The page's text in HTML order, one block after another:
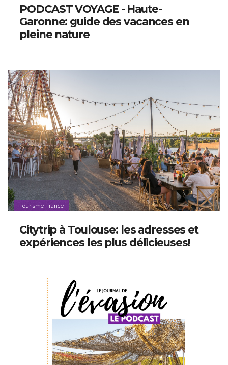
PODCAST VOYAGE - Haute-
Garonne: guide des vacances en
pleine nature
Tourisme France
Citytrip à Toulouse: les adresses et
expériences les plus délicieuses!